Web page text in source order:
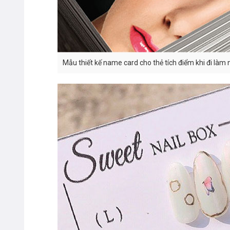
Mẫu thiết kế name card cho thẻ tích điểm khi đi làm